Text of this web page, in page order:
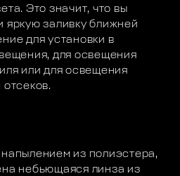
Это значит, что вы
яркую заливку ближней
для установки в
для освещения
или для освещения
из полиэстера,
небьющаяся линза из